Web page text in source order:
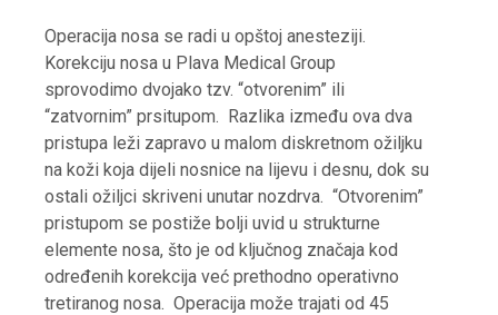
Operacija nosa se radi u opštoj anesteziji.
Korekciju nosa u Plava Medical Group
sprovodimo dvojako tzv. “otvorenim” ili
“zatvornim” prsitupom. Razlika između ova dva
pristupa leži zapravo u malom diskretnom ožiljku
na koži koja dijeli nosnice na lijevu i desnu, dok su
ostali ožiljci skriveni unutar nozdrva. “Otvorenim”
pristupom se postiže bolji uvid u strukturne
elemente nosa, što je od ključnog značaja kod
određenih korekcija već prethodno operativno
tretiranog nosa. Operacija može trajati od 45